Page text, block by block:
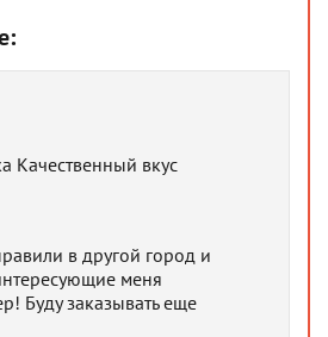
Качественный вкус
в другой город и
меня
Буду заказывать еще